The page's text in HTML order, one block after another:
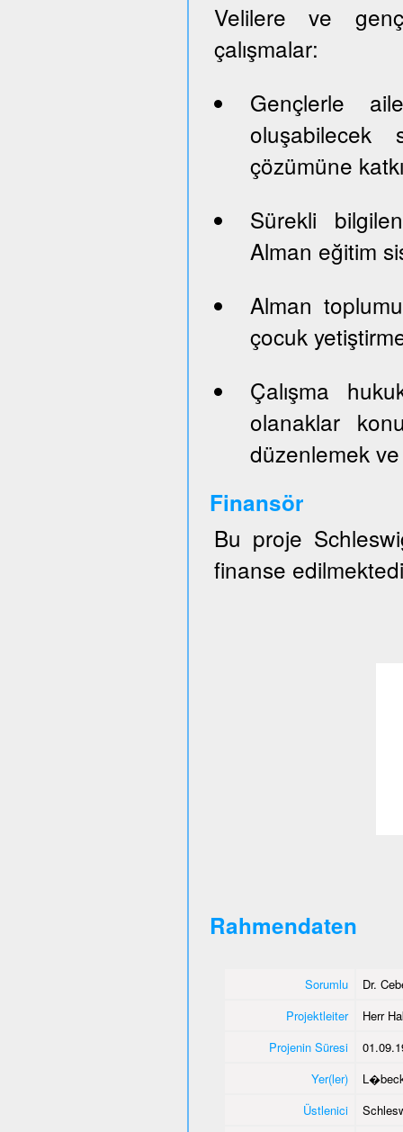
Velilere ve
çalışmalar:
Gençlerle
oluşabilecek
çözümüne
Sürekli
Alman eğitim
Alman
çocuk
Çalışma
olanaklar
düzenlemek
Finansör
Bu proje
finanse
Rahmendaten
Sorumlu
Dr.
Projektleiter
Herr
Projenin Süresi
Yer(ler)
Üstlenici